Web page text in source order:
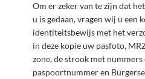
Om er zeker van te zijn dat
u is gedaan, vragen wij u een
identiteitsbewijs met het
in deze kopie uw pasfoto,
zone, de strook met
paspoortnummer en